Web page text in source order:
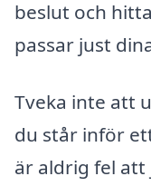
beslut och
passar just
Tveka inte att
du står inför
är aldrig fel